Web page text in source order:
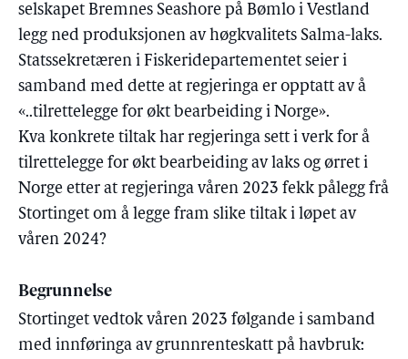
selskapet Bremnes Seashore på Bømlo i Vestland
legg ned produksjonen av høgkvalitets Salma-laks.
Statssekretæren i Fiskeridepartementet seier i
samband med dette at regjeringa er opptatt av å
«..tilrettelegge for økt bearbeiding i Norge».
Kva konkrete tiltak har regjeringa sett i verk for å
tilrettelegge for økt bearbeiding av laks og ørret i
Norge etter at regjeringa våren 2023 fekk pålegg frå
Stortinget om å legge fram slike tiltak i løpet av
våren 2024?
Begrunnelse
Stortinget vedtok våren 2023 følgande i samband
med innføringa av grunnrenteskatt på havbruk: